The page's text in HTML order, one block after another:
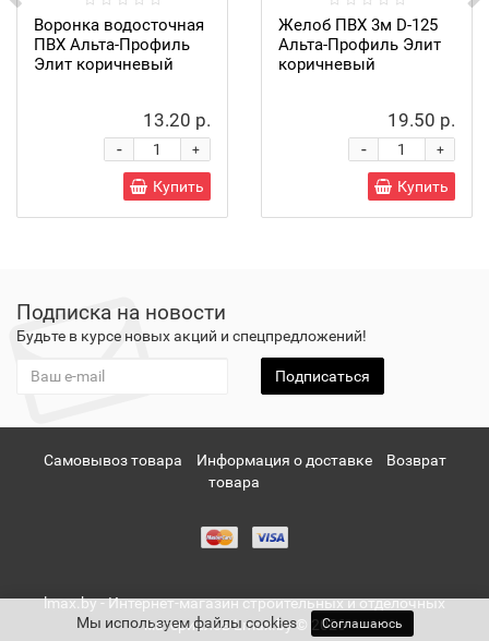
Воронка водосточная
ПВХ Альта-Профиль
Элит коричневый
13.20 р.
+
-
Купить
Желоб ПВХ 3м D-125
Альта-Профиль Элит
коричневый
19.50 р.
+
-
Купить
Подписка на новости
Будьте в курсе новых акций и спецпредложений!
Подписаться
Самовывоз товара Информация о доставке
Возврат
товара
lmax.by - Интернет-магазин строительных и отделочных
материалов Lmax.by © 2026
Мы используем файлы cookies Соглашаюсь